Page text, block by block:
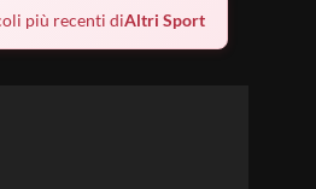
più recenti diAltri Sport